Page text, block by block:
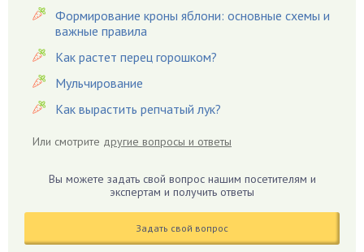
Вредители
Гардения
Гацания
Гвоздики
Георгины
Гиацинт
Гладиолусы
Формирование кроны яблони: основные схемы и
важные правила
Как растет перец горошком?
Мульчирование
Как вырастить репчатый лук?
Или смотрите другие вопросы и ответы
Вы можете задать свой вопрос нашим посетителям и
экспертам и получить ответы
Задать свой вопрос